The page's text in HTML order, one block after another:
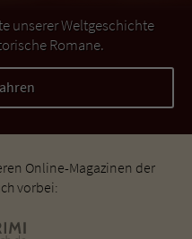
unserer Weltgeschichte
Romane.
Online-Magazinen der
vorbei: